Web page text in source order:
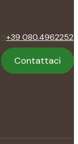
+39 080.4962252
Contattaci